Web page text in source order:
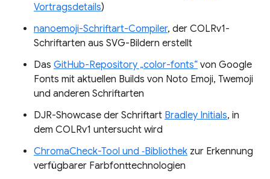
Vortragsdetails)
nanoemoji-Schriftart-Compiler, der COLRv1-
Schriftarten aus SVG-Bildern erstellt
Das GitHub-Repository „color-fonts“ von Google
Fonts mit aktuellen Builds von Noto Emoji, Twemoji
und anderen Schriftarten
DJR-Showcase der Schriftart Bradley Initials, in
dem COLRv1 untersucht wird
ChromaCheck-Tool und ‑Bibliothek zur Erkennung
verfügbarer Farbfonttechnologien